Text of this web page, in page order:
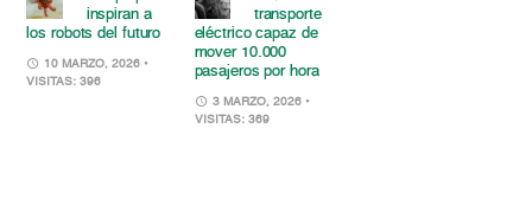
inspiran a
los robots del futuro
10 MARZO, 2026 •
VISITAS: 396
transporte
eléctrico capaz de
mover 10.000
pasajeros por hora
3 MARZO, 2026 •
VISITAS: 369